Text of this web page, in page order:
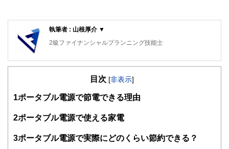
執筆者 : 山根厚介 ▼
2級ファイナンシャルプランニング技能士
目次 [非表示]
1 ポータブル電源で節電できる理由
2ポータブル電源で使える家電
3ポータブル電源で実際にどのくらい節約できる？